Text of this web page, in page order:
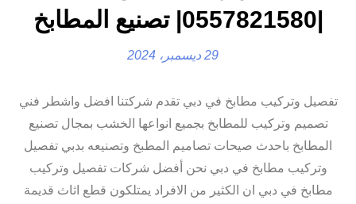
|0557821580| تصنيع المطابخ
29 ديسمبر، 2024
تفصيل وتركيب مطابخ في دبي تقدم شركتنا افضل واشطر فني
تصميم وتركيب للمطابخ بجميع انواعها الخشب بمجال تصنيع
المطابخ باحدث صيحات تصاميم المطبخ وتصنيعه بدبي تفصيل
وتركيب مطابخ في دبي نحن أفضل شركات تفصيل وتركيب
مطابخ في دبي ان الكثير من الافراد يمتلكون قطع اثاث قديمة